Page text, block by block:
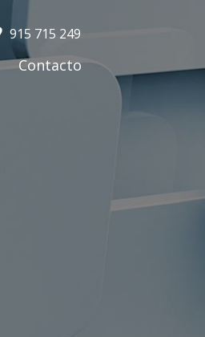
915 715 249
Contacto